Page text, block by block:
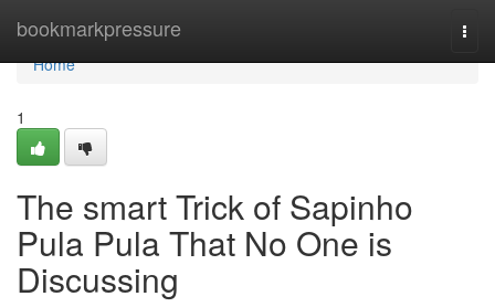
bookmarkpressure
Home
Home
1
The smart Trick of Sapinho
Pula Pula That No One is
Discussing